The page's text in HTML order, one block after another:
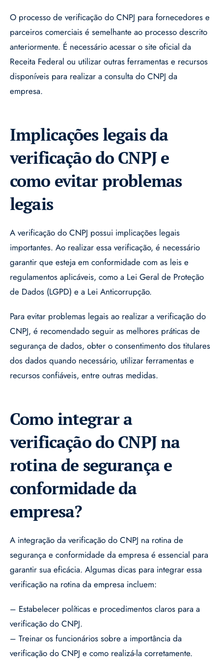
O processo de verificação do CNPJ para fornecedores e
parceiros comerciais é semelhante ao processo descrito
anteriormente. É necessário acessar o site oficial da
Receita Federal ou utilizar outras ferramentas e recursos
disponíveis para realizar a consulta do CNPJ da
empresa.
Implicações legais da
verificação do CNPJ e
como evitar problemas
legais
A verificação do CNPJ possui implicações legais
importantes. Ao realizar essa verificação, é necessário
garantir que esteja em conformidade com as leis e
regulamentos aplicáveis, como a Lei Geral de Proteção
de Dados (LGPD) e a Lei Anticorrupção.
Para evitar problemas legais ao realizar a verificação do
CNPJ, é recomendado seguir as melhores práticas de
segurança de dados, obter o consentimento dos titulares
dos dados quando necessário, utilizar ferramentas e
recursos confiáveis, entre outras medidas.
Como integrar a
verificação do CNPJ na
rotina de segurança e
conformidade da
empresa?
A integração da verificação do CNPJ na rotina de
segurança e conformidade da empresa é essencial para
garantir sua eficácia. Algumas dicas para integrar essa
verificação na rotina da empresa incluem:
– Estabelecer políticas e procedimentos claros para a
verificação do CNPJ.
– Treinar os funcionários sobre a importância da
verificação do CNPJ e como realizá-la corretamente.